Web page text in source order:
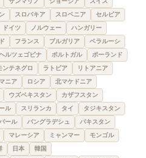
スロバキア スロベニア
セルビア
ドイツ ノルウェー
ハンガリー
フランス ブルガリア
ベラルーシ
ルツェゴビナ ポルトガル
ポーランド
ンテネグロ ラトビア
リトアニア
ニア ロシア 北マケドニア
ウズベキスタン
カザフスタン
ル スリランカ タイ
タジキスタン
ール バングラデシュ
パキスタン
マレーシア ミャンマー
モンゴル
日本 韓国